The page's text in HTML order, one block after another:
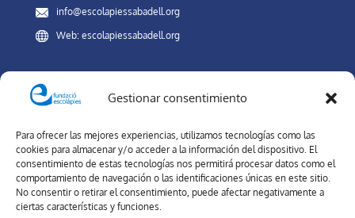
Gestionar consentimiento
Para ofrecer las mejores experiencias, utilizamos tecnologías como las
cookies para almacenar y/o acceder a la información del dispositivo. El
consentimiento de estas tecnologías nos permitirá procesar datos como el
comportamiento de navegación o las identificaciones únicas en este sitio.
No consentir o retirar el consentimiento, puede afectar negativamente a
ciertas características y funciones.
info@escolapiessabadell.org
Web: escolapiessabadell.org
Canal Interno de Información
XARXES SOCIALS